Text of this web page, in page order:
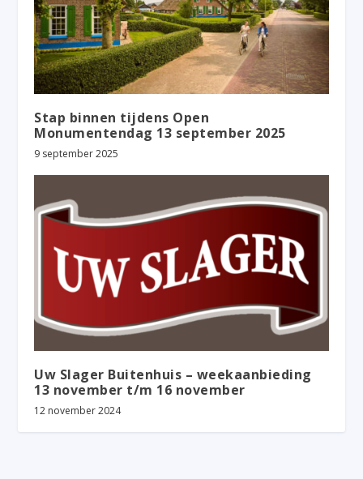
Stap binnen tijdens Open
Monumentendag 13 september 2025
9 september 2025
Uw Slager Buitenhuis – weekaanbieding
13 november t/m 16 november
12 november 2024